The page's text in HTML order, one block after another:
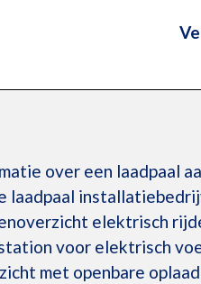
over een laadpaal
laadpaal
elektrisch
voor elektrisch
met openbare